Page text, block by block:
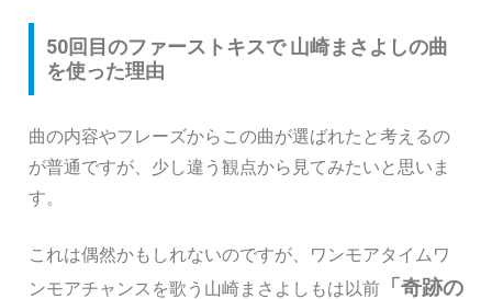
50回目のファーストキスで 山崎まさよしの曲
を使った理由
曲の内容やフレーズからこの曲が選ばれたと考えるの
が普通ですが、少し違う観点から見てみたいと思いま
す。
これは偶然かもしれないのですが、ワンモアタイムワ
ンモアチャンスを歌う山崎まさよしもは以前 「奇跡の